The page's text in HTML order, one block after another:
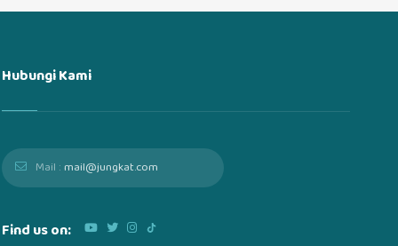
Hubungi Kami
Mail :mail@jungkat.com
Find us on: